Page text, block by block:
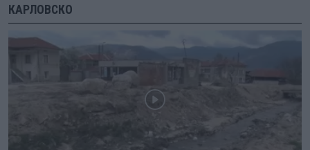
КАРЛОВСКО